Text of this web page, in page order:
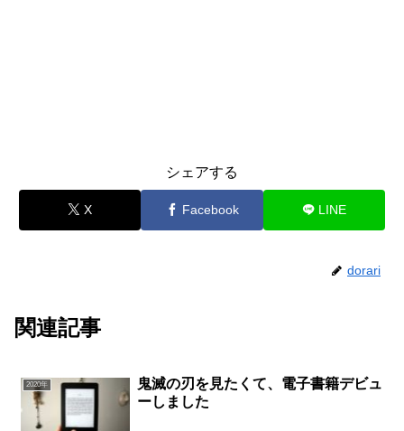
シェアする
X Facebook LINE
dorari
関連記事
2020年
鬼滅の刃を見たくて、電子書籍デビュ
ーしました